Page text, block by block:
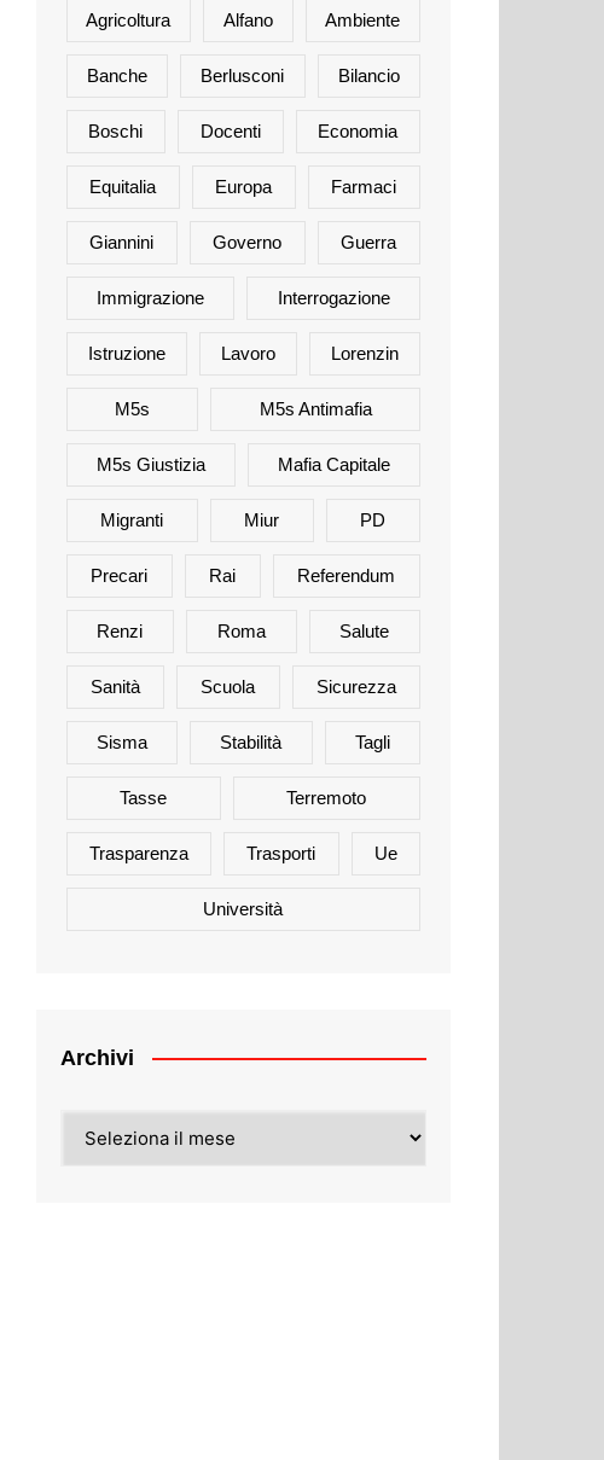
Agricoltura Alfano Ambiente
Banche Berlusconi Bilancio
Boschi Docenti Economia
Equitalia Europa Farmaci
Giannini Governo Guerra
Immigrazione Interrogazione
Istruzione Lavoro Lorenzin
M5s M5s Antimafia
M5s Giustizia Mafia Capitale
Migranti Miur PD
Precari Rai Referendum
Renzi Roma Salute
Sanità Scuola Sicurezza
Sisma Stabilità Tagli
Tasse Terremoto
Trasparenza Trasporti Ue
Università
Archivi